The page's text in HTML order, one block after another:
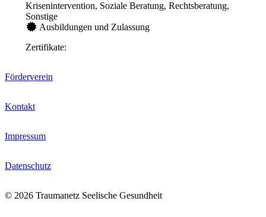
Krisenintervention, Soziale Beratung, Rechtsberatung,
Sonstige
Ausbildungen und Zulassung
Zertifikate:
Förderverein
Kontakt
Impressum
Datenschutz
© 2026 Traumanetz Seelische Gesundheit